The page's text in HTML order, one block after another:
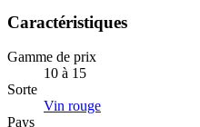
Caractéristiques
Gamme de prix
10 à 15
Sorte
Vin rouge
Pays